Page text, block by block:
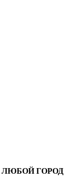
ЛЮБОЙ ГОРОД